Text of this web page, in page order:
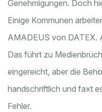
Genehmigungen. Doch
Einige Kommunen
AMADEUS von DATEX.
Das führt zu
eingereicht, aber die
handschriftlich und faxt
Fehler.